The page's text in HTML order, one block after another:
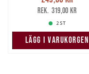
249,00 krTidigare pris
319,00 kr
319,00 kr
2 ST
LÄGG I VARUKORGEN